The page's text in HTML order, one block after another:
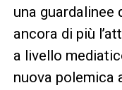
una guardalinee
ancora di più
a livello
nuova polemica